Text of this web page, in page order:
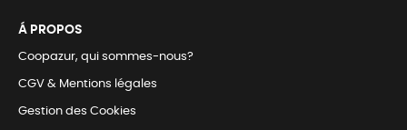
Á PROPOS
Coopazur, qui sommes-nous?
CGV & Mentions légales
Gestion des Cookies